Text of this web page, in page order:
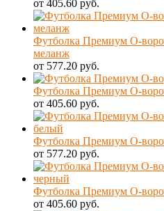
от 405.60 руб.
Футболка Премиум О-
меланж
от 577.20 руб.
Футболка Премиум О-
от 405.60 руб.
Футболка Премиум О-
от 577.20 руб.
Футболка Премиум О-
от 405.60 руб.